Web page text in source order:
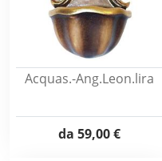
Acquas.-Ang.Leon.lira
da 59,00 €